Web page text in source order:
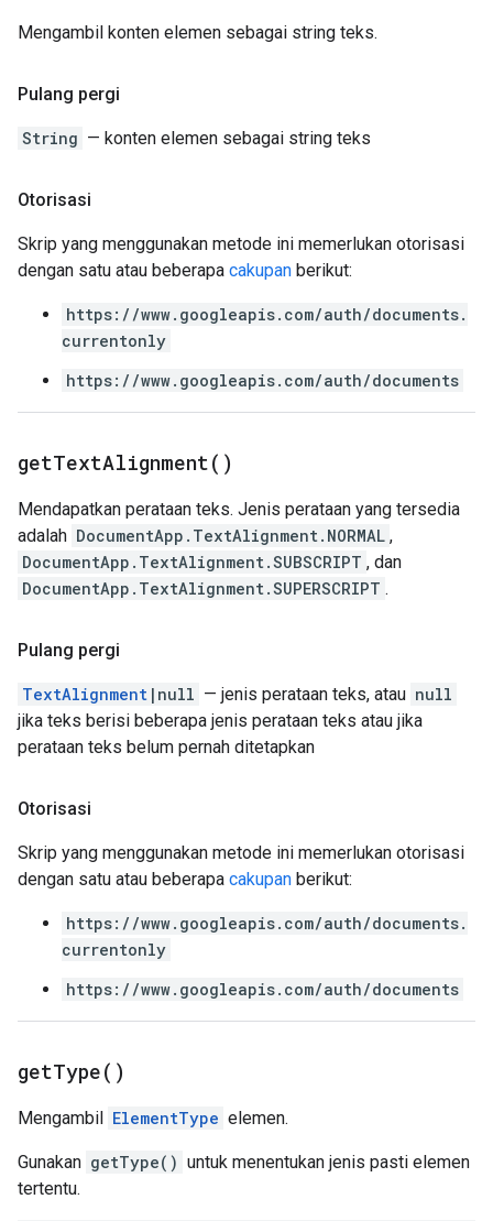
Mengambil konten elemen sebagai string teks.
Pulang pergi
String — konten elemen sebagai string teks
Otorisasi
Skrip yang menggunakan metode ini memerlukan otorisasi
dengan satu atau beberapa cakupan berikut:
https://www.googleapis.com/auth/documents.
currentonly
https://www.googleapis.com/auth/documents
getTextAlignment( )
Mendapatkan perataan teks. Jenis perataan yang tersedia
adalah DocumentApp.TextAlignment.NORMAL ,
DocumentApp.TextAlignment.SUBSCRIPT , dan
DocumentApp.TextAlignment.SUPERSCRIPT .
Pulang pergi
TextAlignment |null — jenis perataan teks, atau null
jika teks berisi beberapa jenis perataan teks atau jika
perataan teks belum pernah ditetapkan
Otorisasi
Skrip yang menggunakan metode ini memerlukan otorisasi
dengan satu atau beberapa cakupan berikut:
https://www.googleapis.com/auth/documents.
currentonly
https://www.googleapis.com/auth/documents
getType( )
Mengambil ElementType elemen.
Gunakan getType() untuk menentukan jenis pasti elemen
tertentu.